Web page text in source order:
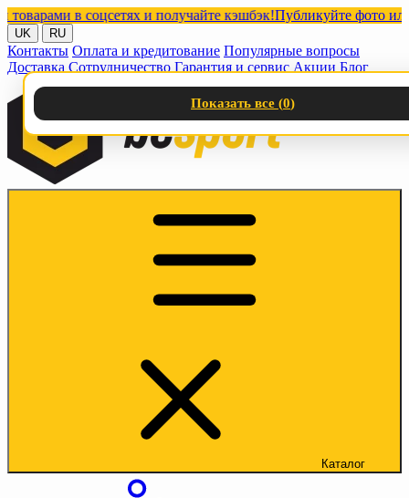
в соцсетях и получайте кэшбэк!Публикуйте фото или
UK RU
Контакты Оплата и кредитование Популярные вопросы
Доставка Сотрудничество Гарантия и сервис Акции Блог
Каталог
Показать все (0)